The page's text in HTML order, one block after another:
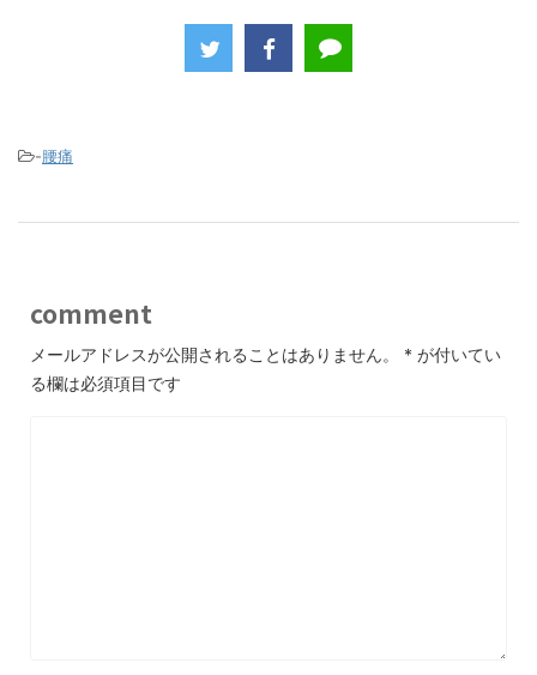
o
k
-腰痛
comment
メールアドレスが公開されることはありません。 * が付いてい
る欄は必須項目です